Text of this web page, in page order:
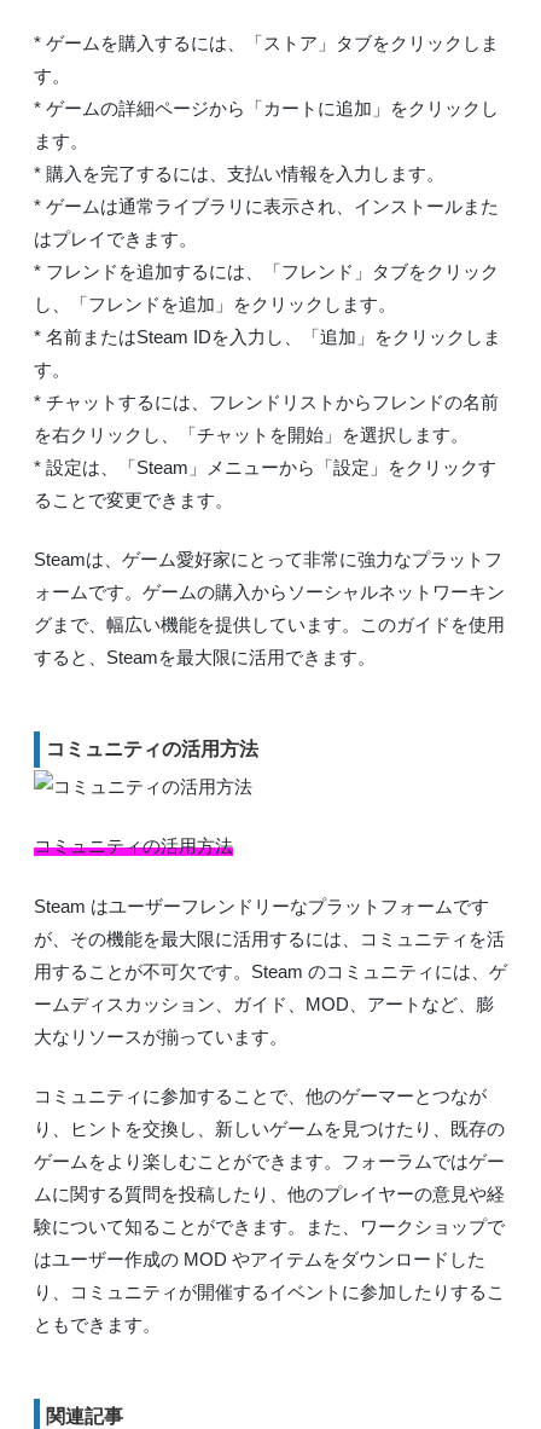
* ゲームを購入するには、「ストア」タブをクリックしま
す。
* ゲームの詳細ページから「カートに追加」をクリックし
ます。
* 購入を完了するには、支払い情報を入力します。
* ゲームは通常ライブラリに表示され、インストールまた
はプレイできます。
* フレンドを追加するには、「フレンド」タブをクリック
し、「フレンドを追加」をクリックします。
* 名前またはSteam IDを入力し、「追加」をクリックしま
す。
* チャットするには、フレンドリストからフレンドの名前
を右クリックし、「チャットを開始」を選択します。
* 設定は、「Steam」メニューから「設定」をクリックす
ることで変更できます。
Steamは、ゲーム愛好家にとって非常に強力なプラットフ
ォームです。ゲームの購入からソーシャルネットワーキン
グまで、幅広い機能を提供しています。このガイドを使用
すると、Steamを最大限に活用できます。
コミュニティの活用方法
コミュニティの活用方法
Steam はユーザーフレンドリーなプラットフォームです
が、その機能を最大限に活用するには、コミュニティを活
用することが不可欠です。Steam のコミュニティには、ゲ
ームディスカッション、ガイド、MOD、アートなど、膨
大なリソースが揃っています。
コミュニティに参加することで、他のゲーマーとつなが
り、ヒントを交換し、新しいゲームを見つけたり、既存の
ゲームをより楽しむことができます。フォーラムではゲー
ムに関する質問を投稿したり、他のプレイヤーの意見や経
験について知ることができます。また、ワークショップで
はユーザー作成の MOD やアイテムをダウンロードした
り、コミュニティが開催するイベントに参加したりするこ
ともできます。
関連記事